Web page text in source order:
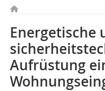
Energetische
Aufrüstung